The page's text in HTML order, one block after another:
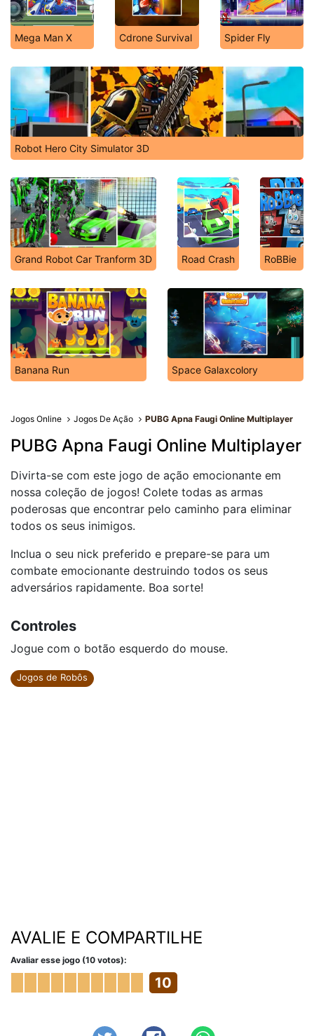
Mega Man X Cdrone Survival Spider Fly
Robot Hero City Simulator 3D
Grand Robot Car Tranform 3D Road Crash RoBBie
Banana Run Space Galaxcolory
Jogos Online Jogos De Ação PUBG Apna Faugi Online Multiplayer
PUBG Apna Faugi Online Multiplayer
Divirta-se com este jogo de ação emocionante em
nossa coleção de jogos! Colete todas as armas
poderosas que encontrar pelo caminho para eliminar
todos os seus inimigos.
Inclua o seu nick preferido e prepare-se para um
combate emocionante destruindo todos os seus
adversários rapidamente. Boa sorte!
Controles
Jogue com o botão esquerdo do mouse.
Jogos de Robôs
AVALIE E COMPARTILHE
Avaliar esse jogo (10 votos):
10